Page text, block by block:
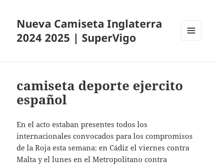
Nueva Camiseta Inglaterra
2024 2025 | SuperVigo
camiseta deporte ejercito
español
En el acto estaban presentes todos los
internacionales convocados para los compromisos
de la Roja esta semana: en Cádiz el viernes contra
Malta y el lunes en el Metropolitano contra